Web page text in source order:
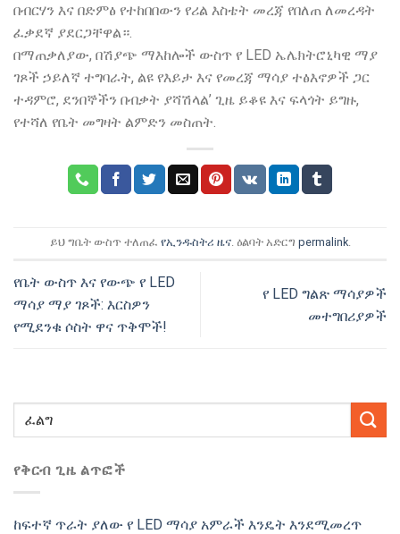
በብርሃን እና በድምፅ የተከበበውን የሪል እስቴት መረጃ የበለጠ ለመረዳት
ፈቃደኛ ያደርጋቸዋል።.
በማጠቃለያው, በሽያጭ ማእከሎች ውስጥ የ LED ኤሌክትሮኒካዊ ማያ
ገጾች ኃይለኛ ተግባራት, ልዩ የእይታ እና የመረጃ ማሳያ ተፅእኖዎች ጋር
ተዳምሮ, ደንበኞችን በብቃት ያሻሽላል’ ጊዜ ይቆዩ እና ፍላጎት ይግዙ,
የተሻለ የቤት መግዛት ልምድን መስጠት.
ይህ ግቤት ውስጥ ተለጠፈ የኢንዱስትሪ ዜና. ዕልባት አድርግ permalink.
የቤት ውስጥ እና የውጭ የ LED
ማሳያ ማያ ገጾች: እርስዎን
የሚደንቁ ሶስት ዋና ጥቅሞች!
የ LED ግልጽ ማሳያዎች
መተግበሪያዎች
የቅርብ ጊዜ ልጥፎች
ከፍተኛ ጥራት ያለው የ LED ማሳያ አምራች እንዴት እንደሚመረጥ